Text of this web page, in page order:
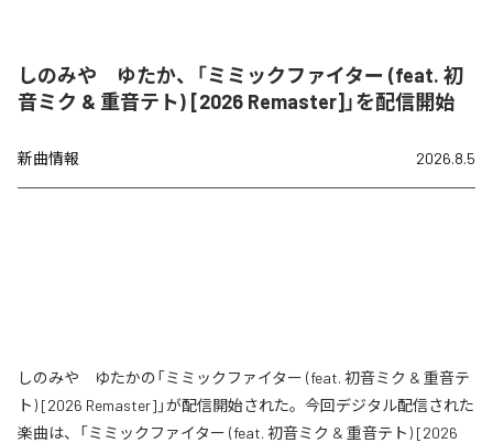
しのみや ゆたか、「ミミックファイター (feat. 初
音ミク & 重音テト) [2026 Remaster]」を配信開始
新曲情報 2026.8.5
しのみや ゆたかの「ミミックファイター (feat. 初音ミク & 重音テ
ト) [2026 Remaster]」が配信開始された。今回デジタル配信された
楽曲は、「ミミックファイター (feat. 初音ミク & 重音テト) [2026